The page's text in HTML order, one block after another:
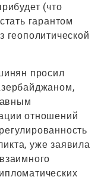
(что
гарантом
геополитической
просил
отношений
уже заявила